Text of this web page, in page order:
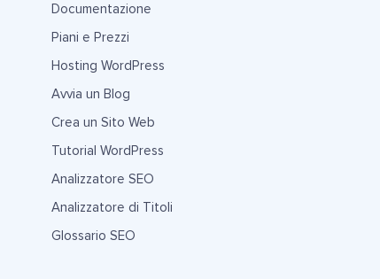
Documentazione
Piani e Prezzi
Hosting WordPress
Avvia un Blog
Crea un Sito Web
Tutorial WordPress
Analizzatore SEO
Analizzatore di Titoli
Glossario SEO